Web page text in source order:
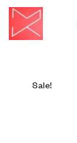
Sale!